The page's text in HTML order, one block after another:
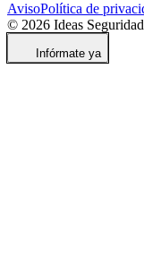
AvisoPolítica de
© 2026 Ideas
Infórmate ya